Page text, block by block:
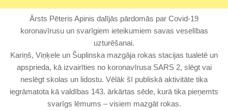
Ārsts Pēteris Apinis dalījās pārdomās par Covid-19
koronavīrusu un svarīgiem ieteikumiem savas veselības
uzturēšanai.
Kariņš, Viņķele un Šuplinska mazgāja rokas stacijas tualetē un
apsprieda, kā izvairīties no koronavīrusa SARS 2, slēgt vai
neslēgt skolas un lidostu. Vēlāk šī publiskā aktivitāte tika
iegrāmatota kā valdības 143. ārkārtas sēde, kurā tika pieņemts
svarīgs lēmums – visiem mazgāt rokas.